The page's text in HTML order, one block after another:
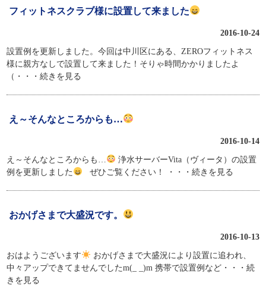
フィットネスクラブ様に設置して来ました
2016-10-24
設置例を更新しました。今回は中川区にある、ZEROフィットネス
様に親方なしで設置して来ました！そりゃ時間かかりましたよ
（ ・・・続きを見る
え～そんなところからも…
2016-10-14
え～そんなところからも…
浄水サーバーVita（ヴィータ）の設置
例を更新しました
ぜひご覧ください！ ・・・続きを見る
おかげさまで大盛況です。
2016-10-13
おはようございます
おかげさまで大盛況により設置に追われ、
中々アップできてませんでしたm(_ _)m 携帯で設置例など ・・・続
きを見る